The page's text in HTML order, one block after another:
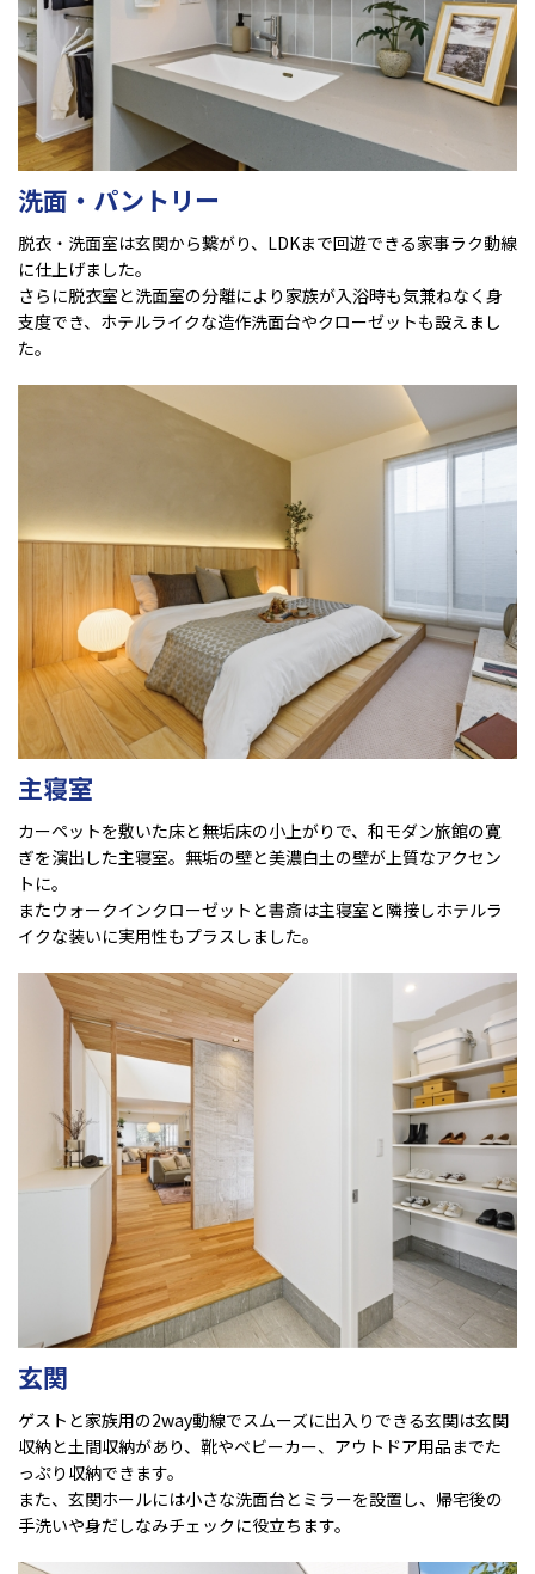
洗面・パントリー
脱衣・洗面室は玄関から繋がり、LDKまで回遊できる家事ラク動線
に仕上げました。
さらに脱衣室と洗面室の分離により家族が入浴時も気兼ねなく身
支度でき、ホテルライクな造作洗面台やクローゼットも設えまし
た。
主寝室
カーペットを敷いた床と無垢床の小上がりで、和モダン旅館の寛
ぎを演出した主寝室。無垢の壁と美濃白土の壁が上質なアクセン
トに。
またウォークインクローゼットと書斎は主寝室と隣接しホテルラ
イクな装いに実用性もプラスしました。
玄関
ゲストと家族用の2way動線でスムーズに出入りできる玄関は玄関
収納と土間収納があり、靴やベビーカー、アウトドア用品までた
っぷり収納できます。
また、玄関ホールには小さな洗面台とミラーを設置し、帰宅後の
手洗いや身だしなみチェックに役立ちます。